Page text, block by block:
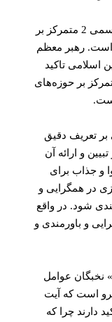
2- حوزه رهبری-دینی: روایت مستند غیررسمی 2 متمرکز بر
است. رهبر معظم
اسلامی تاکید
بر حوزه‌های
تعریف دقیق
و ارائه آن
و جذاب برای
در همگرایی و
شود. در واقع
و باورمندی و
نخبگان عوامل
است که آیت
دارند چرا که